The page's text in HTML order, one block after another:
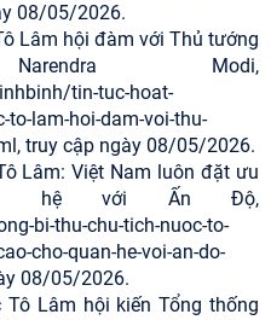
08/05/2026.
Lâm hội đàm với Thủ tướng
Modi,
tin-tuc-hoat-
lam-hoi-dam-voi-thu-
truy cập ngày 08/05/2026.
Lâm: Việt Nam luôn đặt ưu
hệ với Ấn Độ,
bi-thu-chu-tich-nuoc-to-
cho-quan-he-voi-an-do-
08/05/2026.
Lâm hội kiến Tổng thống